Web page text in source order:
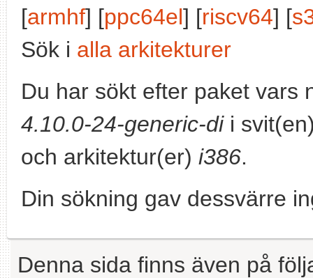
[armhf] [ppc64el] [riscv64] [
Sök i alla arkitekturer
Du har sökt efter paket vars
4.10.0-24-generic-dii
och arkitektur(er) i386.
Din sökning gav dessvärre
Denna sida finns även på